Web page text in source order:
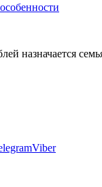
назначается
Viber